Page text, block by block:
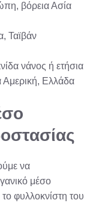
βόρεια Ασία
Ταϊβάν
νάνος ή ετήσια
Ελλάδα
να
μέσο
το φυλλοκνίστη του